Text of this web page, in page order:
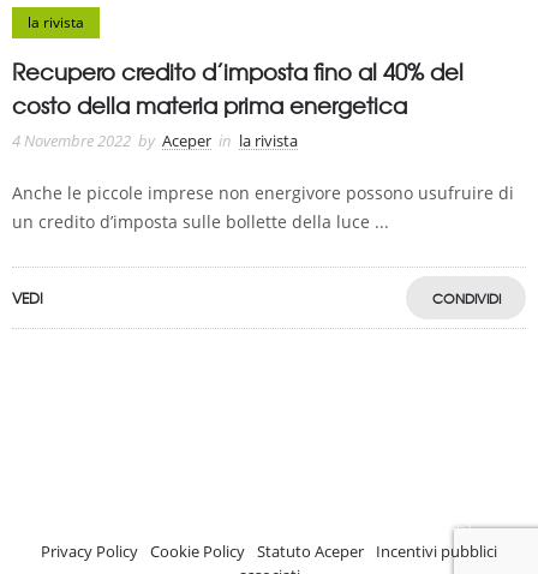
la rivista
Recupero credito d’imposta fino al 40% del
costo della materia prima energetica
4 Novembre 2022 by Aceper in la rivista
Anche le piccole imprese non energivore possono usufruire di
un credito d’imposta sulle bollette della luce ...
VEDI CONDIVIDI
Numero di identificazione nel Registro: 2018-57811982-61
Privacy Policy Cookie Policy Statuto Aceper
Incentivi pubblici